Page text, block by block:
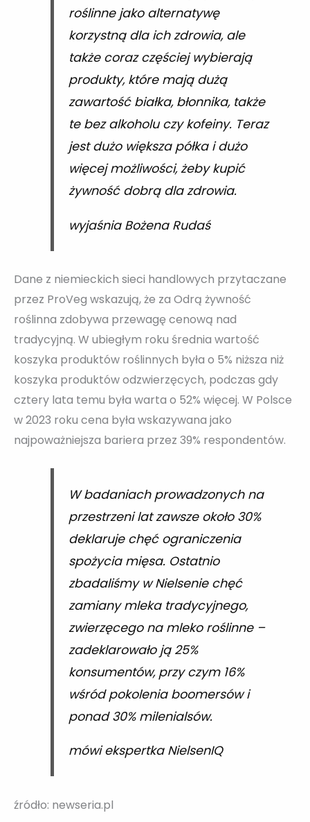
roślinne jako alternatywę
korzystną dla ich zdrowia, ale
także coraz częściej wybierają
produkty, które mają dużą
zawartość białka, błonnika, także
te bez alkoholu czy kofeiny. Teraz
jest dużo większa półka i dużo
więcej możliwości, żeby kupić
żywność dobrą dla zdrowia.
wyjaśnia Bożena Rudaś
Dane z niemieckich sieci handlowych przytaczane
przez ProVeg wskazują, że za Odrą żywność
roślinna zdobywa przewagę cenową nad
tradycyjną. W ubiegłym roku średnia wartość
koszyka produktów roślinnych była o 5% niższa niż
koszyka produktów odzwierzęcych, podczas gdy
cztery lata temu była warta o 52% więcej. W Polsce
w 2023 roku cena była wskazywana jako
najpoważniejsza bariera przez 39% respondentów.
W badaniach prowadzonych na
przestrzeni lat zawsze około 30%
deklaruje chęć ograniczenia
spożycia mięsa. Ostatnio
zbadaliśmy w Nielsenie chęć
zamiany mleka tradycyjnego,
zwierzęcego na mleko roślinne –
zadeklarowało ją 25%
konsumentów, przy czym 16%
wśród pokolenia boomersów i
ponad 30% milenialsów.
mówi ekspertka NielsenIQ
źródło: newseria.pl